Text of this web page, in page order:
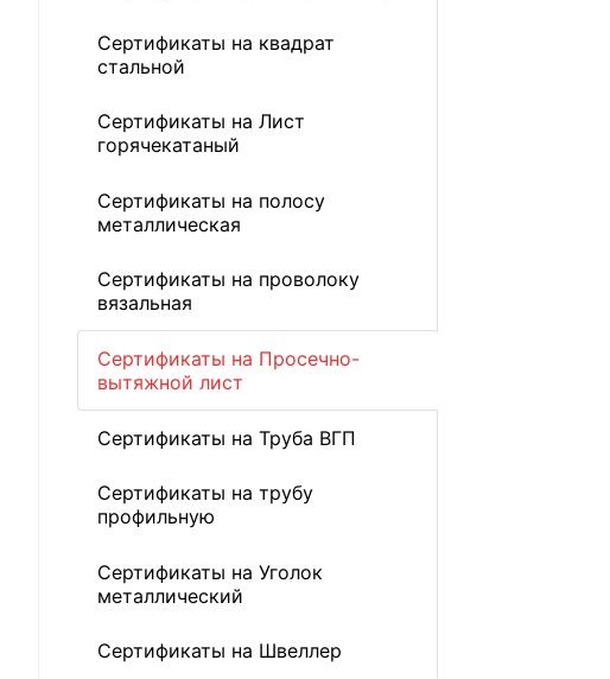
Сертификаты на квадрат
стальной
Сертификаты на Лист
горячекатаный
Сертификаты на полосу
металлическая
Сертификаты на проволоку
вязальная
Сертификаты на Просечно-
вытяжной лист
Сертификаты на Труба ВГП
Сертификаты на трубу
профильную
Сертификаты на Уголок
металлический
Сертификаты на Швеллер